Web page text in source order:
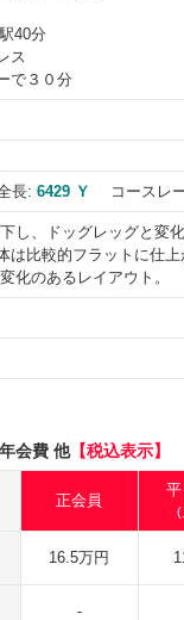
40分
ス
で３０分
長: 6429 Ｙ コースレ
し、ドッグレッグと変化
は比較的フラットに仕上
化のあるレイアウト。
会費 他【税込表示】
正会員
平
(
16.5万円
-